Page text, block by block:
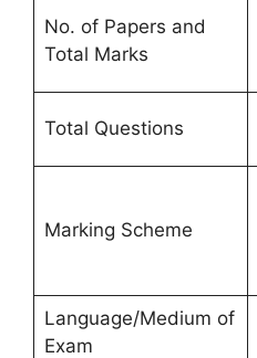
No. of Papers and
Total Marks
Total Questions
Marking Scheme
Language/Medium of
Exam